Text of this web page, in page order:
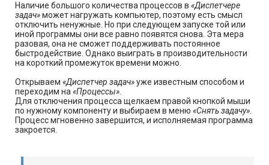
Наличие большого количества процессов в «Диспетчере
задач»может нагружать компьютер, поэтому есть смысл
отключить ненужные. Но при следующем запуске той или
иной программы они все равно появятся снова. Эта мера
разовая, она не сможет поддерживать постоянное
быстродействие. Однако выиграть в производительности
на короткий промежуток времени можно.
Открываем «Диспетчер задач»уже известным способом и
переходим на«Процессы».
Для отключения процесса щелкаем правой кнопкой мыши
по нужному компоненту и выбираем в меню «Снять задачу».
Процесс мгновенно завершится, и исполняемая программа
закроется.